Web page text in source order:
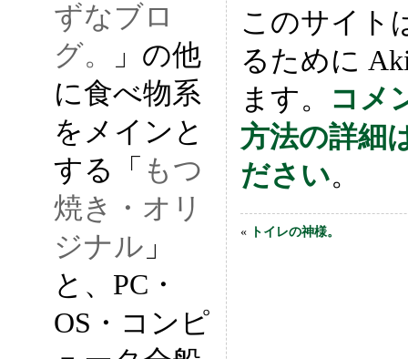
ずなブロ
グ。
」の他
に食べ物系
をメインと
する「 もつ
焼き・オリ
ジナル 」
と、PC・
OS・コンピ
このサイト
るために
ます。
コメ
方法の詳細
ださい。
« トイレの神様。